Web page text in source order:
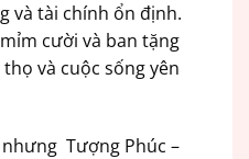
và tài chính ổn định.
cười và ban tặng
và cuộc sống yên
Tượng Phúc –